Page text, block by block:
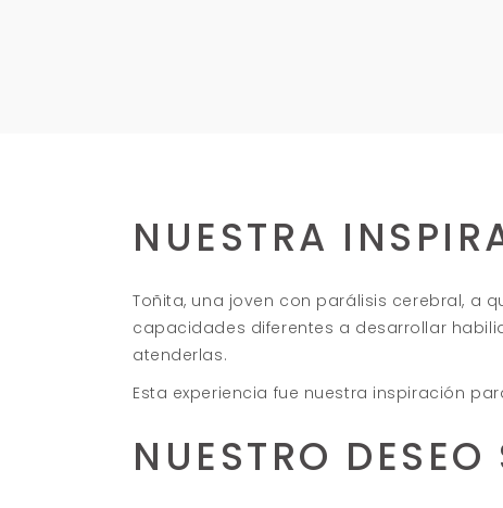
NUESTRA
Toñita, una joven con parálisis cerebral, a
capacidades diferentes a desarrollar
atenderlas.
Esta experiencia fue nuestra inspiración
NUESTRO